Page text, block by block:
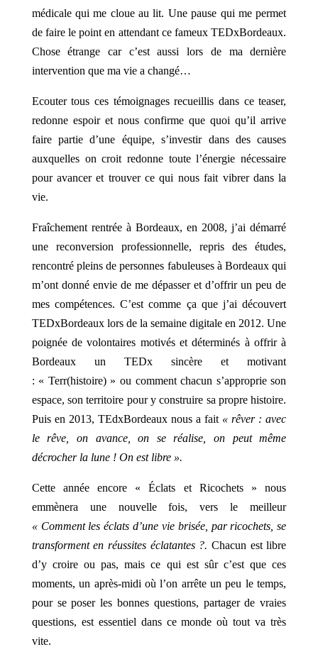
médicale qui me cloue au lit. Une pause qui me permet
de faire le point en attendant ce fameux TEDxBordeaux.
Chose étrange car c’est aussi lors de ma dernière
intervention que ma vie a changé…
Ecouter tous ces témoignages recueillis dans ce teaser,
redonne espoir et nous confirme que quoi qu’il arrive
faire partie d’une équipe, s’investir dans des causes
auxquelles on croit redonne toute l’énergie nécessaire
pour avancer et trouver ce qui nous fait vibrer dans la
vie.
Fraîchement rentrée à Bordeaux, en 2008, j’ai démarré
une reconversion professionnelle, repris des études,
rencontré pleins de personnes fabuleuses à Bordeaux qui
m’ont donné envie de me dépasser et d’offrir un peu de
mes compétences. C’est comme ça que j’ai découvert
TEDxBordeaux lors de la semaine digitale en 2012. Une
poignée de volontaires motivés et déterminés à offrir à
Bordeaux un TEDx sincère et motivant
: « Terr(histoire) » ou comment chacun s’approprie son
espace, son territoire pour y construire sa propre histoire.
Puis en 2013, TEdxBordeaux nous a fait « rêver : avec
le rêve, on avance, on se réalise, on peut même
décrocher la lune ! On est libre ».
Cette année encore « Éclats et Ricochets » nous
emmènera une nouvelle fois, vers le meilleur
« Comment les éclats d’une vie brisée, par ricochets, se
transforment en réussites éclatantes ?. Chacun est libre
d’y croire ou pas, mais ce qui est sûr c’est que ces
moments, un après-midi où l’on arrête un peu le temps,
pour se poser les bonnes questions, partager de vraies
questions, est essentiel dans ce monde où tout va très
vite.